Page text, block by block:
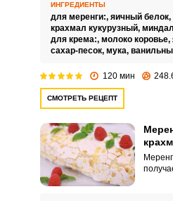
т.е. с
и
ИНГРЕДИЕНТЫ
для меренги:, яичный белок,
крахмал кукурузный,
для крема:, молоко коровье,
сахар-песок, мука,
120 мин
СМОТРЕТЬ РЕЦЕПТ